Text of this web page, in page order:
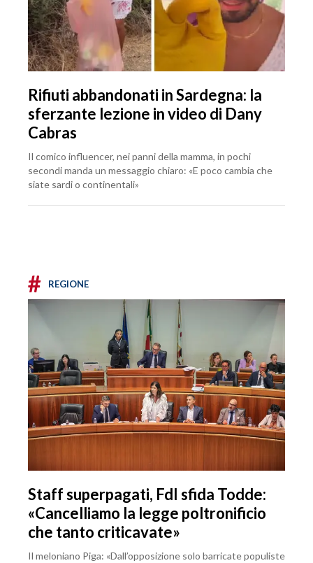
Rifiuti abbandonati in Sardegna: la
sferzante lezione in video di Dany
Cabras
Il comico influencer, nei panni della mamma, in pochi
secondi manda un messaggio chiaro: «E poco cambia che
siate sardi o continentali»
# REGIONE
Staff superpagati, FdI sfida Todde:
«Cancelliamo la legge poltronificio
che tanto criticavate»
Il meloniano Piga: «Dall’opposizione solo barricate populiste